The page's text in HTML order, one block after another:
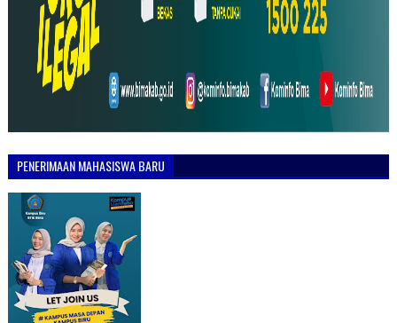
PENERIMAAN MAHASISWA BARU